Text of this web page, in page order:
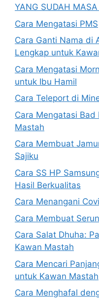
YANG SUDAH
Cara Mengatasi PMS
Cara Ganti Nama di
Lengkap untuk
Cara Mengatasi
untuk Ibu Hamil
Cara Teleport di
Cara Mengatasi
Mastah
Cara Membuat
Sajiku
Cara SS HP
Hasil Berkualitas
Cara Menangani
Cara Membuat
Cara Salat Dhuha:
Kawan Mastah
Cara Mencari
untuk Kawan Mastah
Cara Menghafal